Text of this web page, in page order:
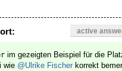
active
im gezeigten Beispiel für die
wie @Ulrike Fischer korrekt